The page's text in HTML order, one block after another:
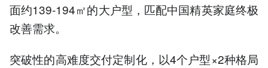
面约139-194㎡的大户型，匹配中国精英家庭终极
改善需求。
突破性的高难度交付定制化，以4个户型×2种格局